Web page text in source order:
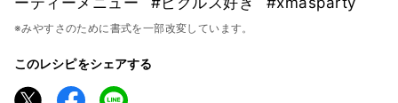
※みやすさのために書式を一部改変しています。
このレシピをシェアする